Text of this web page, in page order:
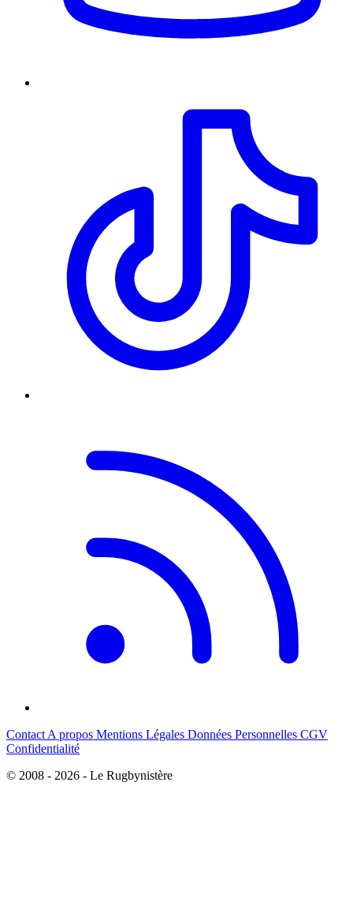
Contact A propos Mentions Légales Données Personnelles CGV
Confidentialité
© 2008 - 2026 - Le Rugbynistère